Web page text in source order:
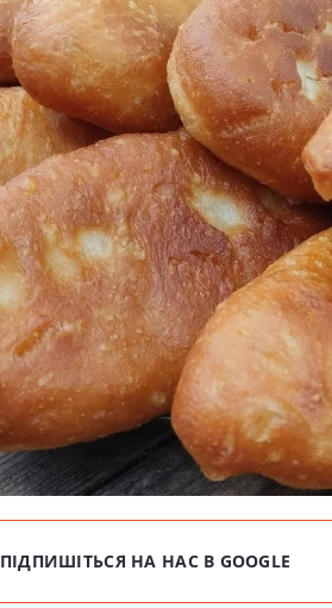
ПІДПИШІТЬСЯ НА НАС В GOOGLE